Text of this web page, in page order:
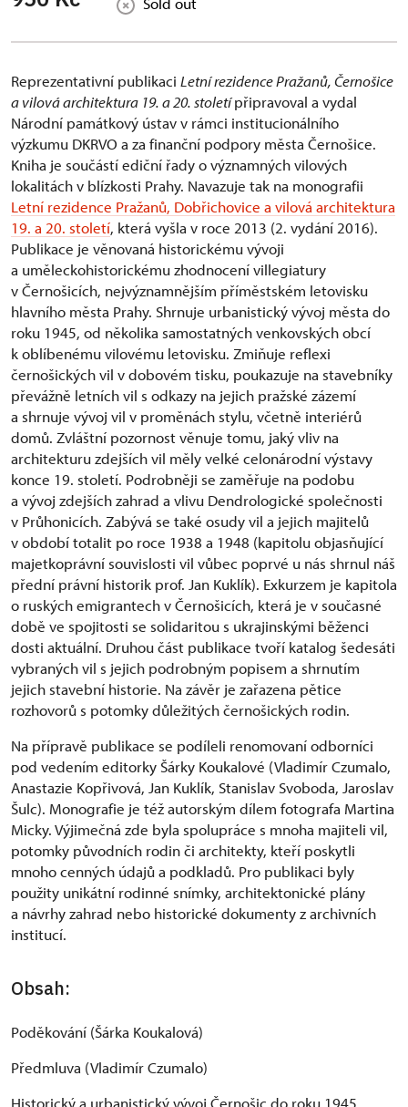
Reprezentativní publikaci Letní rezidence Pražanů, Černošice
a vilová architektura 19. a 20. stoletípřipravoval a vydal
Národní památkový ústav v rámci institucionálního
výzkumu DKRVO a za finanční podpory města Černošice.
Kniha je součástí ediční řady o významných vilových
lokalitách v blízkosti Prahy. Navazuje tak na monografii
Letní rezidence Pražanů, Dobřichovice a vilová architektura
19. a 20. století, která vyšla v roce 2013 (2. vydání 2016).
Publikace je věnovaná historickému vývoji
a uměleckohistorickému zhodnocení villegiatury
v Černošicích, nejvýznamnějším příměstském letovisku
hlavního města Prahy. Shrnuje urbanistický vývoj města do
roku 1945, od několika samostatných venkovských obcí
k oblíbenému vilovému letovisku. Zmiňuje reflexi
černošických vil v dobovém tisku, poukazuje na stavebníky
převážně letních vil s odkazy na jejich pražské zázemí
a shrnuje vývoj vil v proměnách stylu, včetně interiérů
domů. Zvláštní pozornost věnuje tomu, jaký vliv na
architekturu zdejších vil měly velké celonárodní výstavy
konce 19. století. Podrobněji se zaměřuje na podobu
a vývoj zdejších zahrad a vlivu Dendrologické společnosti
v Průhonicích. Zabývá se také osudy vil a jejich majitelů
v období totalit po roce 1938 a 1948 (kapitolu objasňující
majetkoprávní souvislosti vil vůbec poprvé u nás shrnul náš
přední právní historik prof. Jan Kuklík). Exkurzem je kapitola
o ruských emigrantech v Černošicích, která je v současné
době ve spojitosti se solidaritou s ukrajinskými běženci
dosti aktuální. Druhou část publikace tvoří katalog šedesáti
vybraných vil s jejich podrobným popisem a shrnutím
jejich stavební historie. Na závěr je zařazena pětice
rozhovorů s potomky důležitých černošických rodin.
Na přípravě publikace se podíleli renomovaní odborníci
pod vedením editorky Šárky Koukalové (Vladimír Czumalo,
Anastazie Kopřivová, Jan Kuklík, Stanislav Svoboda, Jaroslav
Šulc). Monografie je též autorským dílem fotografa Martina
Micky. Výjimečná zde byla spolupráce s mnoha majiteli vil,
potomky původních rodin či architekty, kteří poskytli
mnoho cenných údajů a podkladů. Pro publikaci byly
použity unikátní rodinné snímky, architektonické plány
a návrhy zahrad nebo historické dokumenty z archivních
institucí.
Obsah:
Poděkování (Šárka Koukalová)
Předmluva (Vladimír Czumalo)